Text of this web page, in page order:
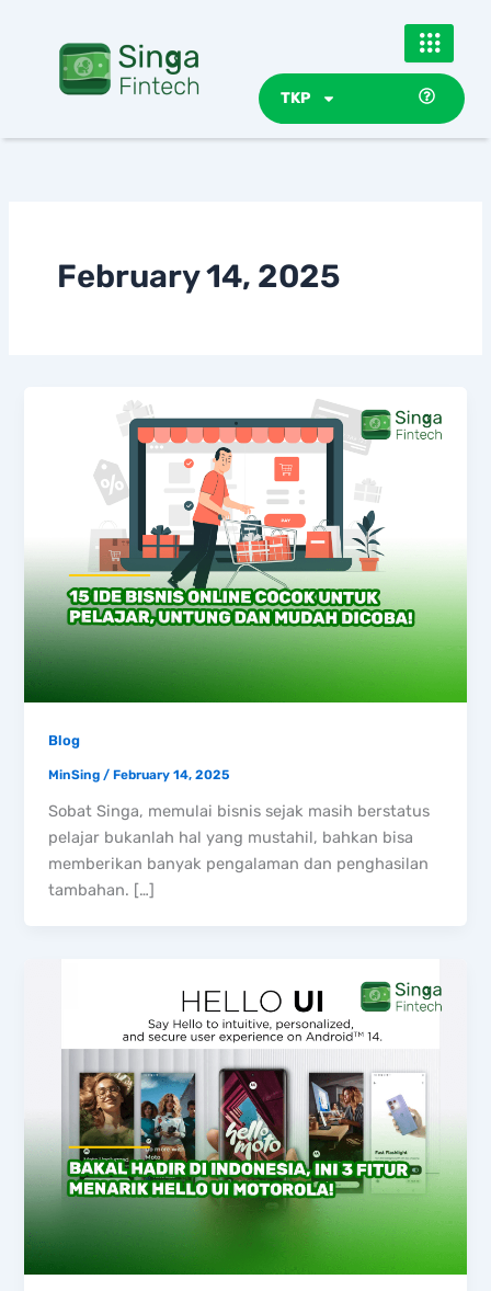
TKP
February 14, 2025
Blog
MinSing /February 14, 2025
Sobat Singa, memulai bisnis sejak masih berstatus
pelajar bukanlah hal yang mustahil, bahkan bisa
memberikan banyak pengalaman dan penghasilan
tambahan. […]